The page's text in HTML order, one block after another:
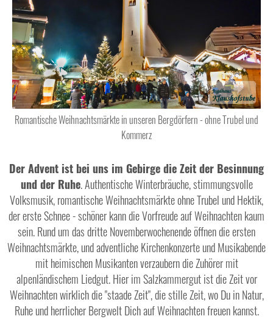
Romantische Weihnachtsmärkte in unseren Bergdörfern - ohne Trubel und
Kommerz
Der Advent ist bei uns im Gebirge die Zeit der Besinnung
und der Ruhe. Authentische Winterbräuche, stimmungsvolle
Volksmusik, romantische Weihnachtsmärkte ohne Trubel und Hektik,
der erste Schnee - schöner kann die Vorfreude auf Weihnachten kaum
sein. Rund um das dritte Novemberwochenende öffnen die ersten
Weihnachtsmärkte, und adventliche Kirchenkonzerte und Musikabende
mit heimischen Musikanten verzaubern die Zuhörer mit
alpenländischem Liedgut. Hier im Salzkammergut ist die Zeit vor
Weihnachten wirklich die "staade Zeit", die stille Zeit, wo Du in Natur,
Ruhe und herrlicher Bergwelt Dich auf Weihnachten freuen kannst.